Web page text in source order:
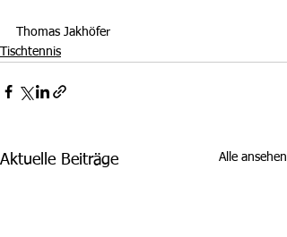
Thomas Jakhöfer
Tischtennis
Aktuelle Beiträge Alle ansehen